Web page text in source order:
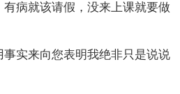
病就该请假，没来上课就要做
实来向您表明我绝非只是说说